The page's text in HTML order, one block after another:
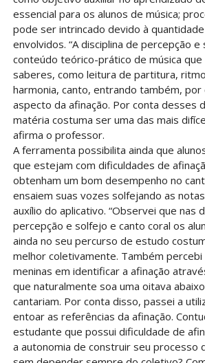
essencial para os alunos de música;
pode ser intrincado devido à
envolvidos. “A disciplina de percepção
conteúdo teórico-prático de música
saberes, como leitura de partitura,
harmonia, canto, entrando também, por
aspecto da afinação. Por conta desses
matéria costuma ser uma das mais
afirma o professor.
A ferramenta possibilita ainda que
que estejam com dificuldades de
obtenham um bom desempenho no
ensaiem suas vozes solfejando as
auxílio do aplicativo. “Observei que nas
percepção e solfejo e canto coral os
ainda no seu percurso de estudo
melhor coletivamente. Também percebi
meninas em identificar a afinação
que naturalmente soa uma oitava
cantariam. Por conta disso, passei a
entoar as referências da afinação.
estudante que possui dificuldade de
a autonomia de construir seu processo